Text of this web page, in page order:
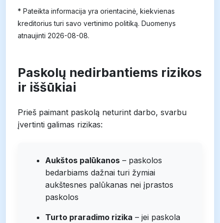
* Pateikta informacija yra orientacinė, kiekvienas
kreditorius turi savo vertinimo politiką. Duomenys
atnaujinti 2026-08-08.
Paskolų nedirbantiems rizikos
ir iššūkiai
Prieš paimant paskolą neturint darbo, svarbu
įvertinti galimas rizikas:
Aukštos palūkanos – paskolos
bedarbiams dažnai turi žymiai
aukštesnes palūkanas nei įprastos
paskolos
Turto praradimo rizika – jei paskola